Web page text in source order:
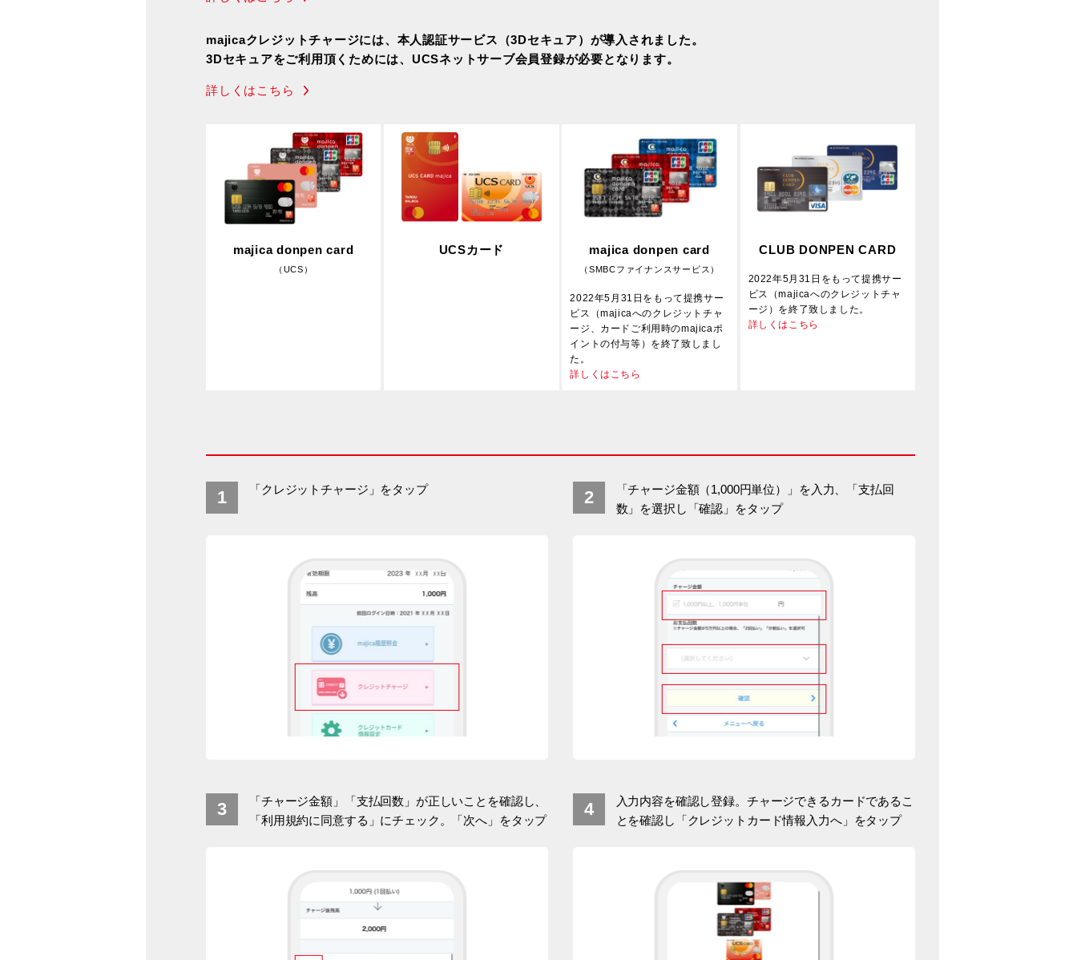
majicaクレジットチャージには、本人認証サービス（3Dセキュア）が導入されました。
3Dセキュアをご利用頂くためには、UCSネットサーブ会員登録が必要となります。
詳しくはこちら
majica donpen card
（UCS）
UCSカード majica donpen card
（SMBCファイナンスサービス）
2022年5月31日をもって提携サー
ビス（majicaへのクレジットチャ
ージ、カードご利用時のmajicaポ
イントの付与等）を終了致しまし
た。
詳しくはこちら
CLUB DONPEN CARD
2022年5月31日をもって提携サー
ビス（majicaへのクレジットチャ
ージ）を終了致しました。
詳しくはこちら
「クレジットチャージ」をタップ
「チャージ金額（1,000円単位）」を入力、「支払回
数」を選択し「確認」をタップ
「チャージ金額」「支払回数」が正しいことを確認し、
「利用規約に同意する」にチェック。「次へ」をタップ
入力内容を確認し登録。チャージできるカードであるこ
とを確認し「クレジットカード情報入力へ」をタップ